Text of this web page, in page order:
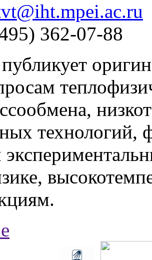
362-07-88
технологий,